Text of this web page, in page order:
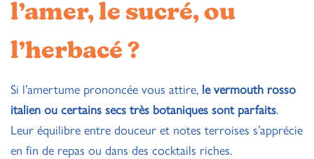
l’amer, le sucré, ou
l’herbacé ?
Si l’amertume prononcée vous attire, le vermouth rosso
italien ou certains secs très botaniques sont parfaits.
Leur équilibre entre douceur et notes terroises s’apprécie
en fin de repas ou dans des cocktails riches.